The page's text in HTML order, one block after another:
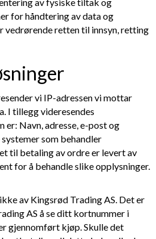
for håndtering av data og
vedrørende retten til innsyn, retting
vi IP-adressen vi mottar
I tillegg videresendes
er: Navn, adresse, e-post og
som behandler
til betaling av ordre er levert av
for å behandle slike opplysninger.
av Kingsrød Trading AS. Det er
AS å se ditt kortnummer i
gjennomført kjøp. Skulle det